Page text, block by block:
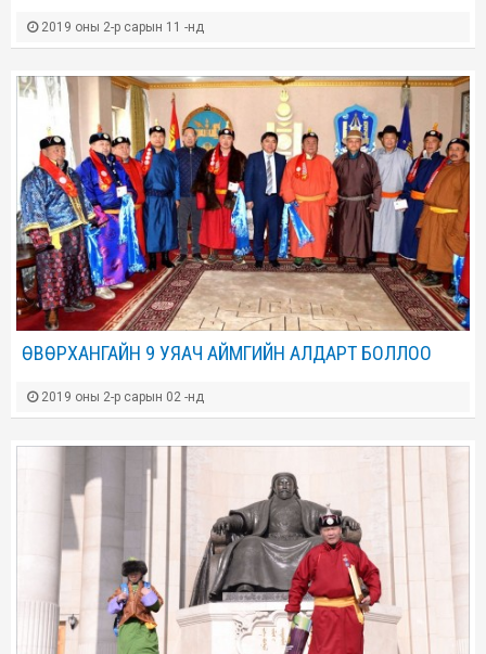
2019 оны 2-р сарын 11 -нд
ӨВӨРХАНГАЙН 9 УЯАЧ АЙМГИЙН АЛДАРТ БОЛЛОО
2019 оны 2-р сарын 02 -нд